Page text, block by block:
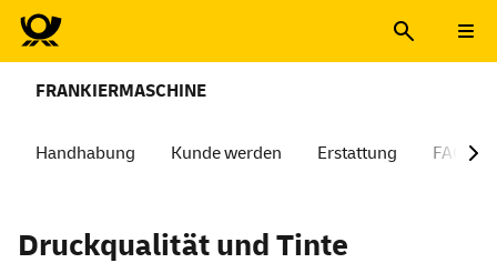
FRANKIERMASCHINE
Handhabung Kunde werden Erstattung FAQ
Druckqualität und Tinte